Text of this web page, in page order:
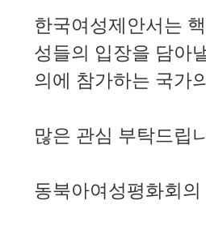
한국여성제안서는
성들의 입장을 담아
의에 참가하는 국가
많은 관심 부탁드립
동북아여성평화회